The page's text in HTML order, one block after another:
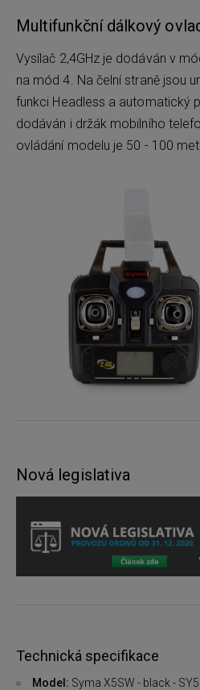
Multifunkční dálkový
Vysílač 2,4GHz je dodáván v
na mód 4. Na čelní straně jsou
funkci Headless a automatický
dodáván i držák mobilního
ovládání modelu je 50 - 100
Nová legislativa
Technická specifikace
Model: Syma X5SW - black - SY5